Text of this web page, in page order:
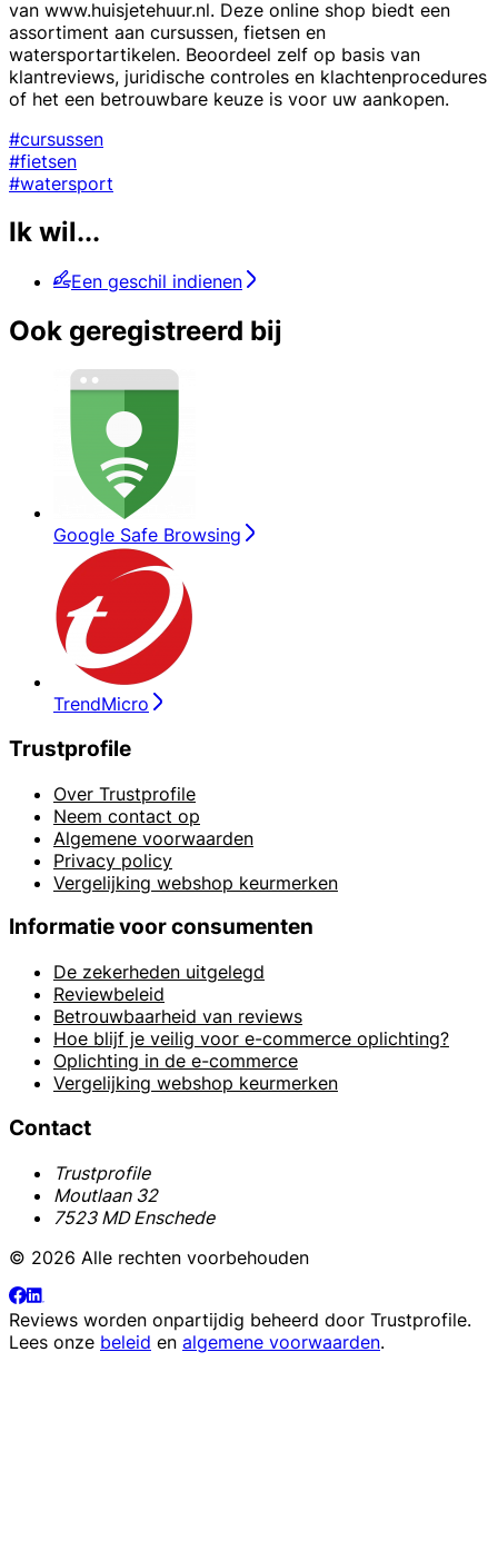
van www.huisjetehuur.nl. Deze online shop biedt een
assortiment aan cursussen, fietsen en
watersportartikelen. Beoordeel zelf op basis van
klantreviews, juridische controles en klachtenprocedures
of het een betrouwbare keuze is voor uw aankopen.
#cursussen
#fietsen
#watersport
Ik wil...
Een geschil indienen
Ook geregistreerd bij
Google Safe Browsing
TrendMicro
Trustprofile
Over Trustprofile
Neem contact op
Algemene voorwaarden
Privacy policy
Vergelijking webshop keurmerken
Informatie voor consumenten
De zekerheden uitgelegd
Reviewbeleid
Betrouwbaarheid van reviews
Hoe blijf je veilig voor e-commerce oplichting?
Oplichting in de e-commerce
Vergelijking webshop keurmerken
Contact
Trustprofile
Moutlaan 32
7523 MD Enschede
© 2026 Alle rechten voorbehouden
Reviews worden onpartijdig beheerd door Trustprofile.
Lees onze beleid en algemene voorwaarden.